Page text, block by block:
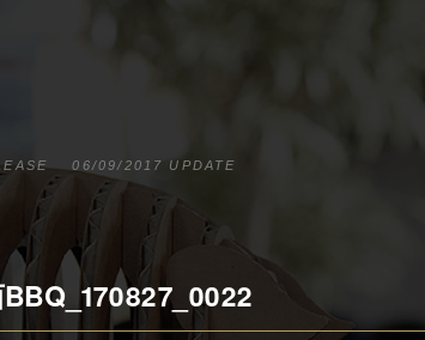
06/09/2017 UPDATE